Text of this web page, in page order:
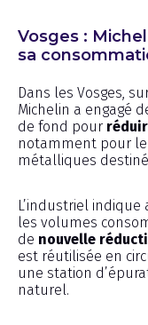
Vosges :
sa
Dans les Vosges,
Michelin a engagé
de fond pour
notamment pour
métalliques
L’industriel
les volumes
de nouvelle
est réutilisée en
une station
naturel.